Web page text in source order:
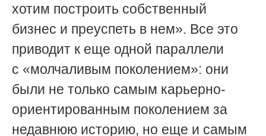
хотим построить собственный
бизнес и преуспеть в нем». Все это
приводит к еще одной параллели
с «молчаливым поколением»: они
были не только самым карьерно-
ориентированным поколением за
недавнюю историю, но еще и самым